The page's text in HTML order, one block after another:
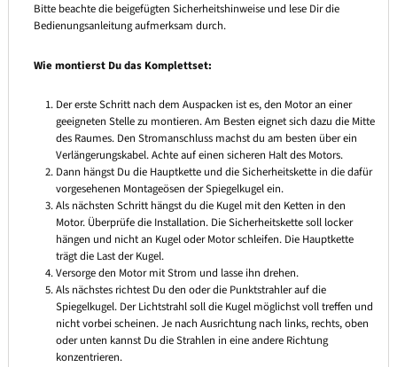
Bitte beachte die beigefügten Sicherheitshinweise und lese Dir die
Bedienungsanleitung aufmerksam durch.
Wie montierst Du das Komplettset:
Der erste Schritt nach dem Auspacken ist es, den Motor an einer
geeigneten Stelle zu montieren. Am Besten eignet sich dazu die Mitte
des Raumes. Den Stromanschluss machst du am besten über ein
Verlängerungskabel. Achte auf einen sicheren Halt des Motors.
Dann hängst Du die Hauptkette und die Sicherheitskette in die dafür
vorgesehenen Montageösen der Spiegelkugel ein.
Als nächsten Schritt hängst du die Kugel mit den Ketten in den
Motor. Überprüfe die Installation. Die Sicherheitskette soll locker
hängen und nicht an Kugel oder Motor schleifen. Die Hauptkette
trägt die Last der Kugel.
Versorge den Motor mit Strom und lasse ihn drehen.
Als nächstes richtest Du den oder die Punktstrahler auf die
Spiegelkugel. Der Lichtstrahl soll die Kugel möglichst voll treffen und
nicht vorbei scheinen. Je nach Ausrichtung nach links, rechts, oben
oder unten kannst Du die Strahlen in eine andere Richtung
konzentrieren.